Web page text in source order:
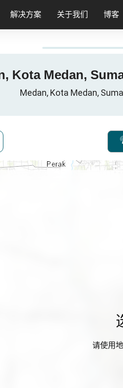
解决方案 关于我们 博客
Kota Medan,
Medan, Kota Medan,
请使用